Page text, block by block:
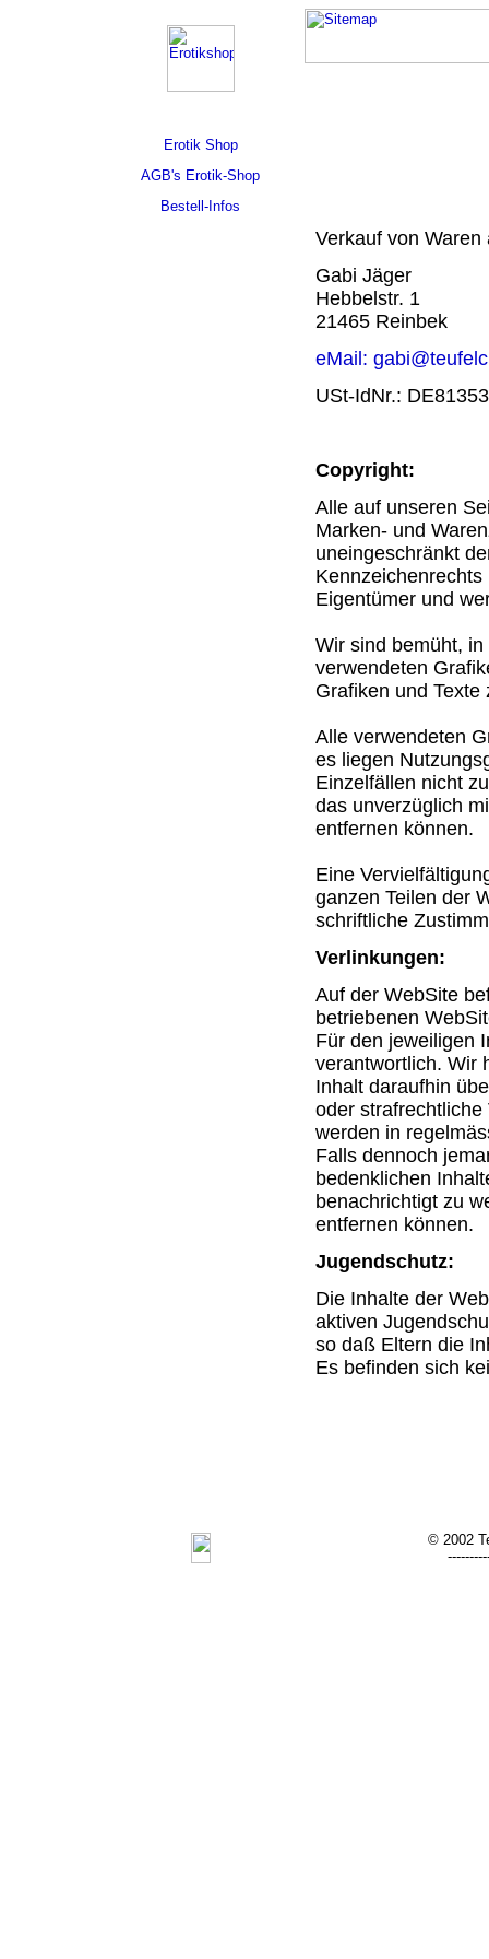
Erotik Shop
AGB's Erotik-Shop
Bestell-Infos
Verkauf von Waren
Gabi Jäger
Hebbelstr. 1
21465 Reinbek
eMail:
USt-IdNr.:
Copyright:
Alle auf unseren
Marken- und
uneingeschränkt
Eigentümer und
Wir sind bemüht,
verwendeten
Grafiken und Texte
Alle verwendeten
es liegen
Einzelfällen nicht
das unverzüglich
entfernen können.
Eine
ganzen Teilen der
schriftliche
Verlinkungen:
Auf der WebSite
betriebenen
Für den jeweiligen
verantwortlich. Wir
Inhalt daraufhin
oder
werden in
Falls dennoch
bedenklichen
benachrichtigt zu
entfernen können.
Jugendschutz:
Die Inhalte der
aktiven
so daß Eltern die
Es befinden sich
© 2002